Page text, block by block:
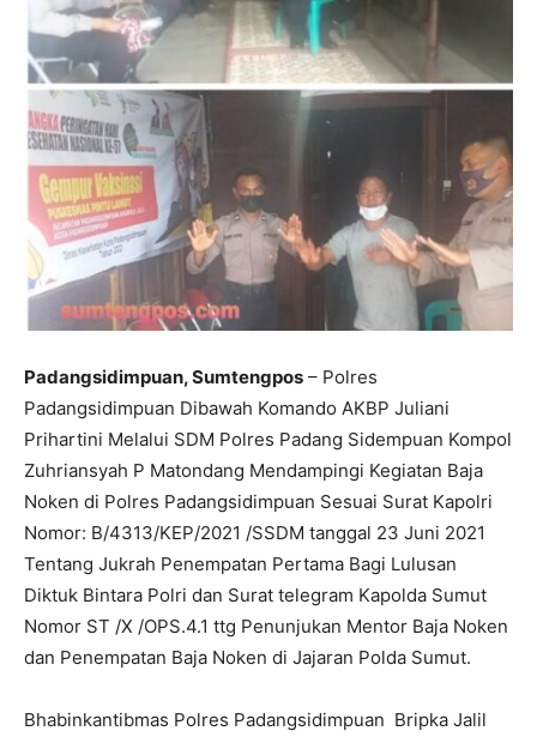
Padangsidimpuan, Sumtengpos – Polres
Padangsidimpuan Dibawah Komando AKBP Juliani
Prihartini Melalui SDM Polres Padang Sidempuan Kompol
Zuhriansyah P Matondang Mendampingi Kegiatan Baja
Noken di Polres Padangsidimpuan Sesuai Surat Kapolri
Nomor: B/4313/KEP/2021 /SSDM tanggal 23 Juni 2021
Tentang Jukrah Penempatan Pertama Bagi Lulusan
Diktuk Bintara Polri dan Surat telegram Kapolda Sumut
Nomor ST /X /OPS.4.1 ttg Penunjukan Mentor Baja Noken
dan Penempatan Baja Noken di Jajaran Polda Sumut.
Bhabinkantibmas Polres Padangsidimpuan Bripka Jalil